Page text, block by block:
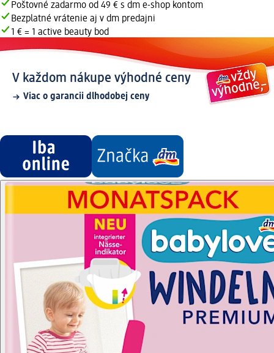
Poštovné zadarmo od 49 € s dm e-shop kontom
Bezplatné vrátenie aj v dm predajni
1 € = 1 active beauty bod
V každom nákupe výhodné ceny
Viac o garancii dlhodobej ceny